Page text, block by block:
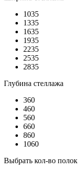
1035
1335
1635
1935
2235
2535
2835
Глубина стеллажа
360
460
560
660
860
1060
Выбрать кол-во полок